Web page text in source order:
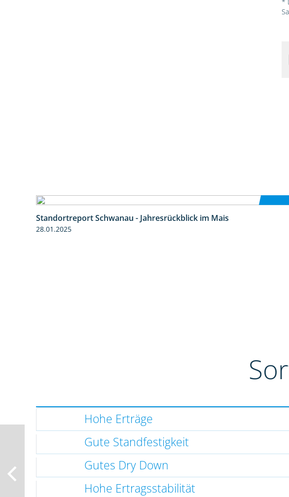
Standortreport Schwanau - Jahresrückblick im Mais
28.01.2025
Hohe Erträge
Gute Standfestigkeit
Gutes Dry Down
Hohe Ertragsstabilität